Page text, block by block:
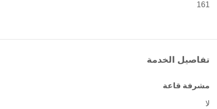
161
تفاصيل الخدمة
مشرفة قاعة
لا